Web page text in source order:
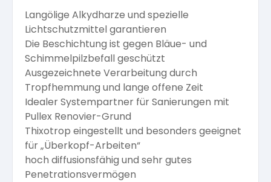
Langölige Alkydharze und spezielle
Lichtschutzmittel garantieren
Die Beschichtung ist gegen Bläue- und
Schimmelpilzbefall geschützt
Ausgezeichnete Verarbeitung durch
Tropfhemmung und lange offene Zeit
Idealer Systempartner für Sanierungen mit
Pullex Renovier-Grund
Thixotrop eingestellt und besonders geeignet
für „Überkopf-Arbeiten“
hoch diffusionsfähig und sehr gutes
Penetrationsvermögen